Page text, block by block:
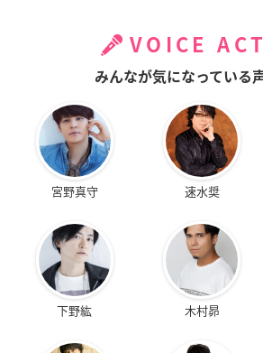
VOICE
みんなが気になっている
宮野真守 速水奨
下野紘 木村昴